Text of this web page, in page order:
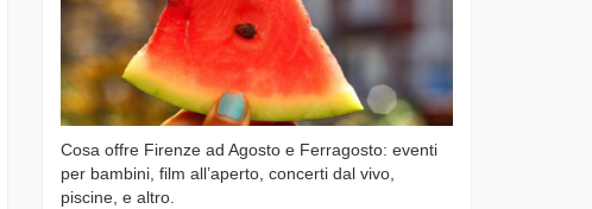
Cosa offre Firenze ad Agosto e Ferragosto: eventi
per bambini, film all’aperto, concerti dal vivo,
piscine, e altro.